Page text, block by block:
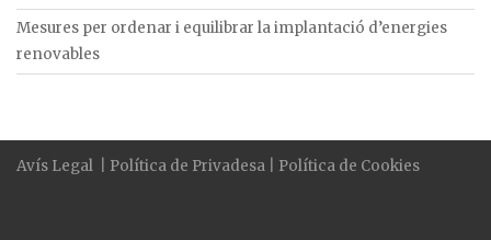
Mesures per ordenar i equilibrar la implantació d’energies
renovables
Avís Legal Política de Privadesa Política de Cookies